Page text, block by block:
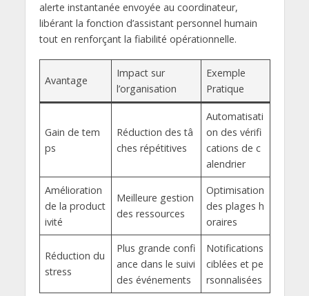
alerte instantanée envoyée au coordinateur,
libérant la fonction d’assistant personnel humain
tout en renforçant la fiabilité opérationnelle.
Avantage
Impact sur
l’organisation
Exemple
Pratique
Gain de tem
ps
Réduction des tâ
ches répétitives
Automatisati
on des vérifi
cations de c
alendrier
Amélioration
de la product
ivité
Meilleure gestion
des ressources
Optimisation
des plages h
oraires
Réduction du
stress
Plus grande confi
ance dans le suivi
des événements
Notifications
ciblées et pe
rsonnalisées